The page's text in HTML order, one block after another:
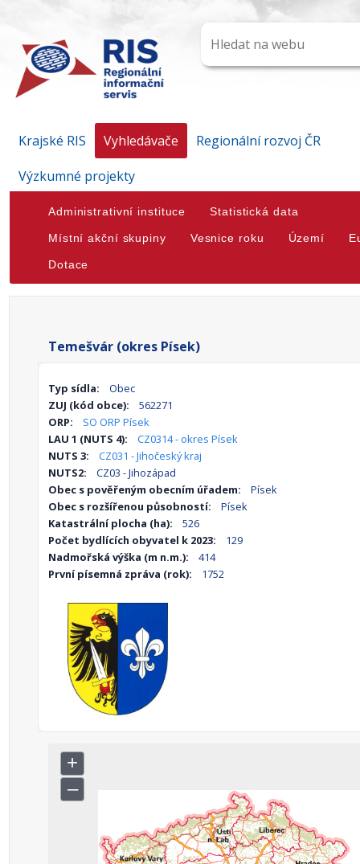
Krajské RIS Vyhledávače
Regionální rozvoj ČR
Výzkumné projekty
Administrativní instituce Statistická data
Místní akční skupiny Vesnice roku Území
Dotace
Temešvár (okres Písek)
Typ sídla:
Obec
ZUJ (kód obce):
562271
ORP:
SO ORP Písek
LAU 1 (NUTS 4):
CZ0314 - okres Písek
NUTS 3:
CZ031 - Jihočeský kraj
NUTS2:
CZ03 - Jihozápad
Obec s pověřeným obecním úřadem:
Písek
Obec s rozšířenou působností:
Písek
Katastrální plocha (ha):
526
Počet bydlících obyvatel k 2023:
129
Nadmořská výška (m n.m.):
414
První písemná zpráva (rok):
1752